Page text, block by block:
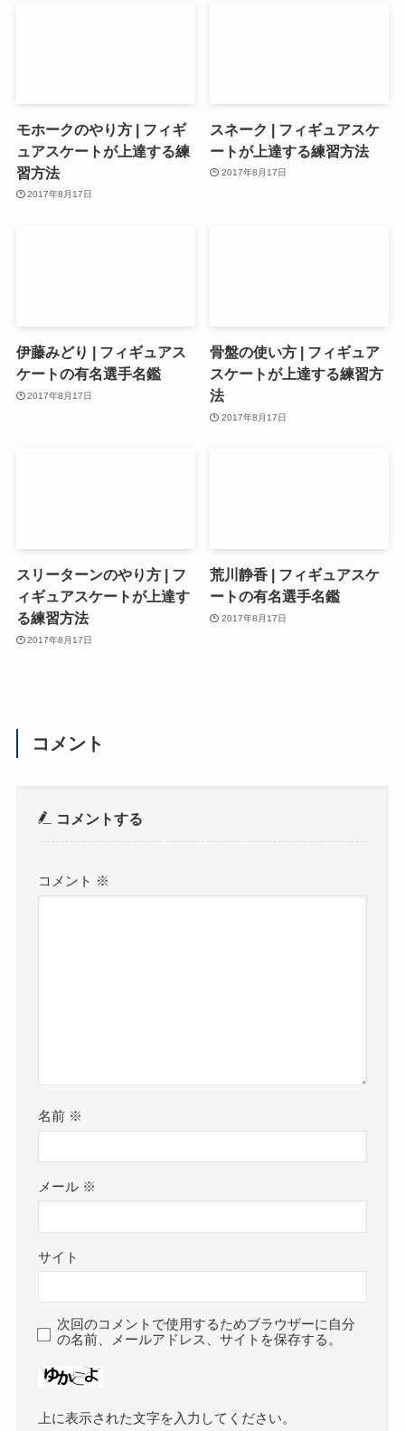
モホークのやり方 | フィギ
ュアスケートが上達する練
習方法
2017年8月17日
スネーク | フィギュアスケ
ートが上達する練習方法
2017年8月17日
伊藤みどり | フィギュアス
ケートの有名選手名鑑
2017年8月17日
骨盤の使い方 | フィギュア
スケートが上達する練習方
法
2017年8月17日
スリーターンのやり方 | フ
ィギュアスケートが上達す
る練習方法
2017年8月17日
荒川静香 | フィギュアスケ
ートの有名選手名鑑
2017年8月17日
コメント
コメントする
コメント ※
名前 ※
メール ※
サイト
次回のコメントで使用するためブラウザーに自分
の名前、メールアドレス、サイトを保存する。
上に表示された文字を入力してください。